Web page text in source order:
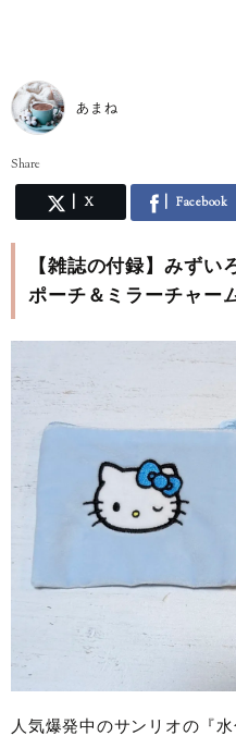
あまね
Share
X Facebook
【雑誌の付録】みずい
ポーチ＆ミラーチャーム
人気爆発中のサンリオの『